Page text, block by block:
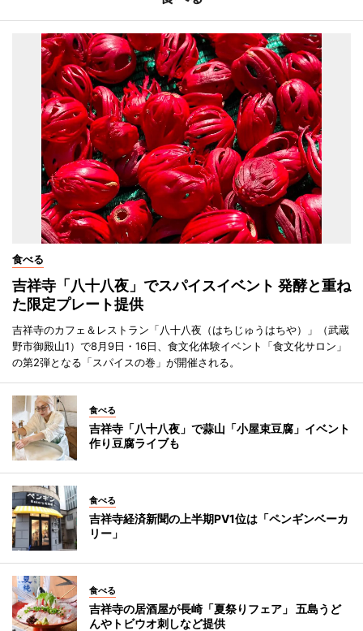
食べる
吉祥寺「八十八夜」でスパイスイベント 発酵と重ね
た限定プレート提供
吉祥寺のカフェ＆レストラン「八十八夜（はちじゅうはちや）」（武蔵
野市御殿山1）で8月9日・16日、食文化体験イベント「食文化サロン」
の第2弾となる「スパイスの巻」が開催される。
食べる
吉祥寺「八十八夜」で蒜山「小屋束豆腐」イベント
作り豆腐ライブも
食べる
吉祥寺経済新聞の上半期PV1位は「ペンギンベーカ
リー」
食べる
吉祥寺の居酒屋が長崎「夏祭りフェア」 五島うど
んやトビウオ刺しなど提供